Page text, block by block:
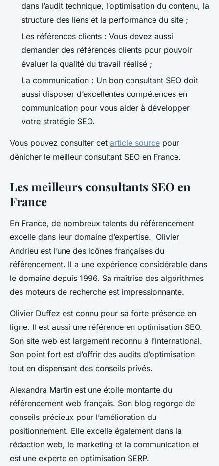
dans l’audit technique, l’optimisation du contenu, la
structure des liens et la performance du site ;
Les références clients : Vous devez aussi
demander des références clients pour pouvoir
évaluer la qualité du travail réalisé ;
La communication : Un bon consultant SEO doit
aussi disposer d’excellentes compétences en
communication pour vous aider à développer
votre stratégie SEO.
Vous pouvez consulter cet article source pour
dénicher le meilleur consultant SEO en France.
Les meilleurs consultants SEO en
France
En France, de nombreux talents du référencement
excelle dans leur domaine d’expertise. Olivier
Andrieu est l’une des icônes françaises du
référencement. Il a une expérience considérable dans
le domaine depuis 1996. Sa maîtrise des algorithmes
des moteurs de recherche est impressionnante.
Olivier Duffez est connu pour sa forte présence en
ligne. Il est aussi une référence en optimisation SEO.
Son site web est largement reconnu à l’international.
Son point fort est d’offrir des audits d’optimisation
tout en dispensant des conseils privés.
Alexandra Martin est une étoile montante du
référencement web français. Son blog regorge de
conseils précieux pour l’amélioration du
positionnement. Elle excelle également dans la
rédaction web, le marketing et la communication et
est une experte en optimisation SERP.